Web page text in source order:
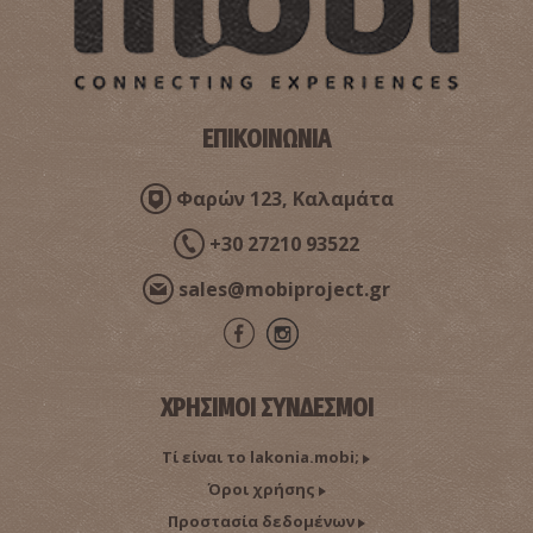
Αρχαία Ιππόλα
ΑΡΧΑΙΟΙ ΧΡΟΝΟΙ ~6.7Km
Εκκλησία Αγίου Πέτρου
ΒΥΖΑΝΤΙΟ ~6.7Km
ΕΠΙΚΟΙΝΩΝΙΑ
Φαρών 123, Καλαμάτα
+30 27210 93522
sales@mobiproject.gr
ΧΡΗΣΙΜΟΙ ΣΥΝΔΕΣΜΟΙ
Τί είναι το lakonia.mobi;
Όροι χρήσης
Προστασία δεδομένων